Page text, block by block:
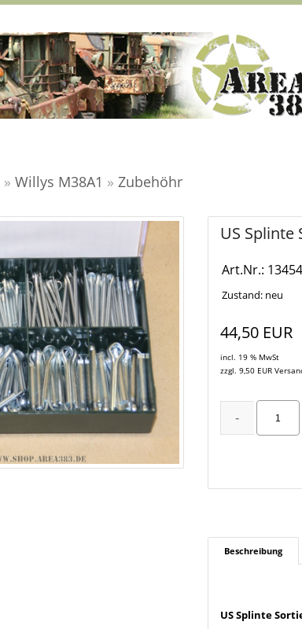
» Willys M38A1 » Zubehöhr
US
Art.Nr.: 13454
Zustand: neu
44,50 EUR
incl. 19 % MwSt
zzgl. 9,50 EUR
Beschreibung
US Splinte